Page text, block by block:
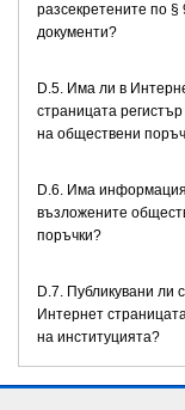
разсекретените по §
документи?
D.5. Има ли в
страницата
на обществени
D.6. Има
възложените
поръчки?
D.7. Публикувани ли
Интернет
на институцията?